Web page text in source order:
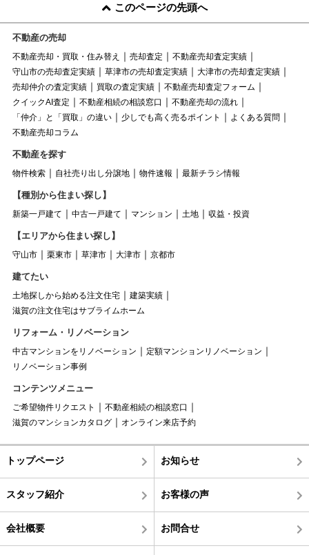
このページの先頭へ
不動産の売却
不動産売却・買取・住み替え 売却査定
不動産売却査定実績
守山市の売却査定実績
草津市の売却査定実績
大津市の売却査定実績
売却仲介の査定実績
買取の査定実績
不動産売却査定フォーム
クイックAI査定
不動産相続の相談窓口
不動産売却の流れ
「仲介」と「買取」の違い
少しでも高く売るポイント
よくある質問
不動産売却コラム
不動産を探す
物件検索 自社売り出し分譲地 物件速報 最新チラシ情報
【種別から住まい探し】
新築一戸建て 中古一戸建て マンション 土地 収益・投資
【エリアから住まい探し】
守山市 栗東市 草津市 大津市 京都市
建てたい
土地探しから始める注文住宅
建築実績
滋賀の注文住宅はサブライムホーム
リフォーム・リノベーション
中古マンションをリノベーション
定額マンションリノベーション
リノベーション事例
コンテンツメニュー
ご希望物件リクエスト
不動産相続の相談窓口
滋賀のマンションカタログ
オンライン来店予約
トップページ お知らせ
スタッフ紹介 お客様の声
会社概要 お問合せ